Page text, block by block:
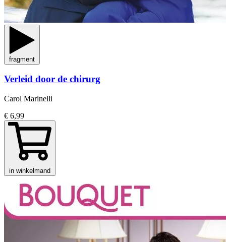
fragment
Verleid door de chirurg
Carol Marinelli
€ 6,99
in winkelmand